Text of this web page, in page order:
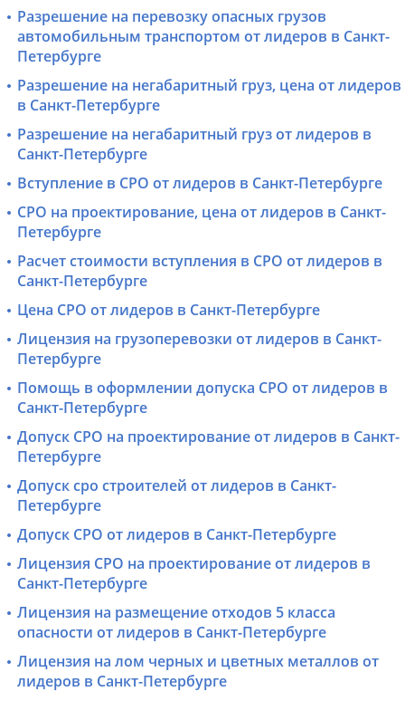
Разрешение на перевозку опасных грузов
автомобильным транспортом от лидеров в Санкт-
Петербурге
Разрешение на негабаритный груз, цена от лидеров
в Санкт-Петербурге
Разрешение на негабаритный груз от лидеров в
Санкт-Петербурге
Вступление в СРО от лидеров в Санкт-Петербурге
СРО на проектирование, цена от лидеров в Санкт-
Петербурге
Расчет стоимости вступления в СРО от лидеров в
Санкт-Петербурге
Цена СРО от лидеров в Санкт-Петербурге
Лицензия на грузоперевозки от лидеров в Санкт-
Петербурге
Помощь в оформлении допуска СРО от лидеров в
Санкт-Петербурге
Допуск СРО на проектирование от лидеров в Санкт-
Петербурге
Допуск сро строителей от лидеров в Санкт-
Петербурге
Допуск СРО от лидеров в Санкт-Петербурге
Лицензия СРО на проектирование от лидеров в
Санкт-Петербурге
Лицензия на размещение отходов 5 класса
опасности от лидеров в Санкт-Петербурге
Лицензия на лом черных и цветных металлов от
лидеров в Санкт-Петербурге